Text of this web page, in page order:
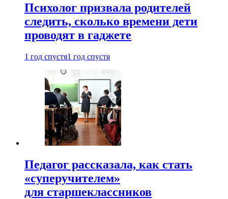
Психолог призвала родителей
следить, сколько времени дети
проводят в гаджете
1 год спустя1 год спустя
Педагог рассказала, как стать
«суперучителем»
для старшеклассников